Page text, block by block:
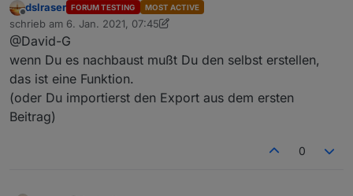
Hallo,
danke für deine Vorlage.
Baue Sie grad nach.
Aber irgendwie bin ich zu doof, den "change Text"
Baustein zu finden.
Kann mir jemand sagen, wie ich den erreiche?
Offline
dslraser FORUM TESTING MOST ACTIVE
schrieb am 6. Jan. 2021, 07:45
zuletzt editiert von dslraser1. Juni 2021, 09:29
@David-G
wenn Du es nachbaust mußt Du den selbst erstellen,
das ist eine Funktion.
(oder Du importierst den Export aus dem ersten
Beitrag)
0